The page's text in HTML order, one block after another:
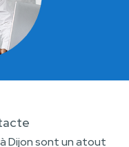
Dijon sont un atout